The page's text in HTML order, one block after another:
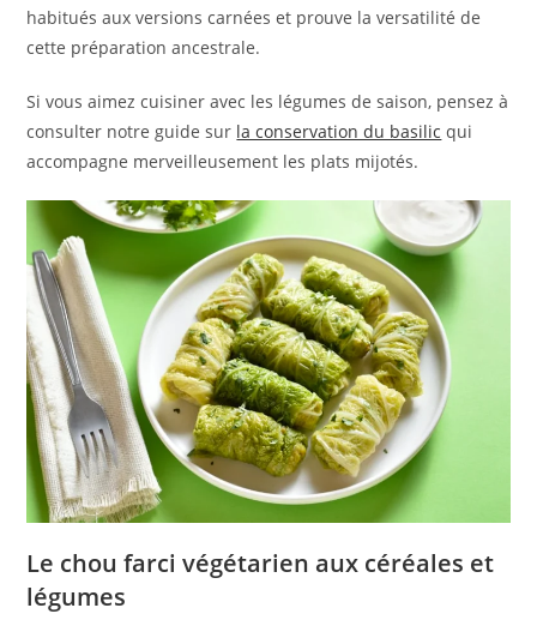
habitués aux versions carnées et prouve la versatilité de
cette préparation ancestrale.
Si vous aimez cuisiner avec les légumes de saison, pensez à
consulter notre guide sur la conservation du basilic qui
accompagne merveilleusement les plats mijotés.
Le chou farci végétarien aux céréales et
légumes